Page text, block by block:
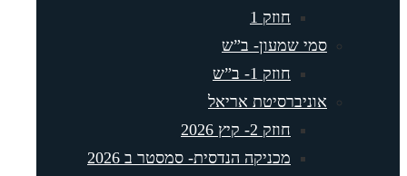
סמי שמעון- ב”ש
אוניברסיטת אריאל
מכניקה הנדסית- סמסטר ב 2026